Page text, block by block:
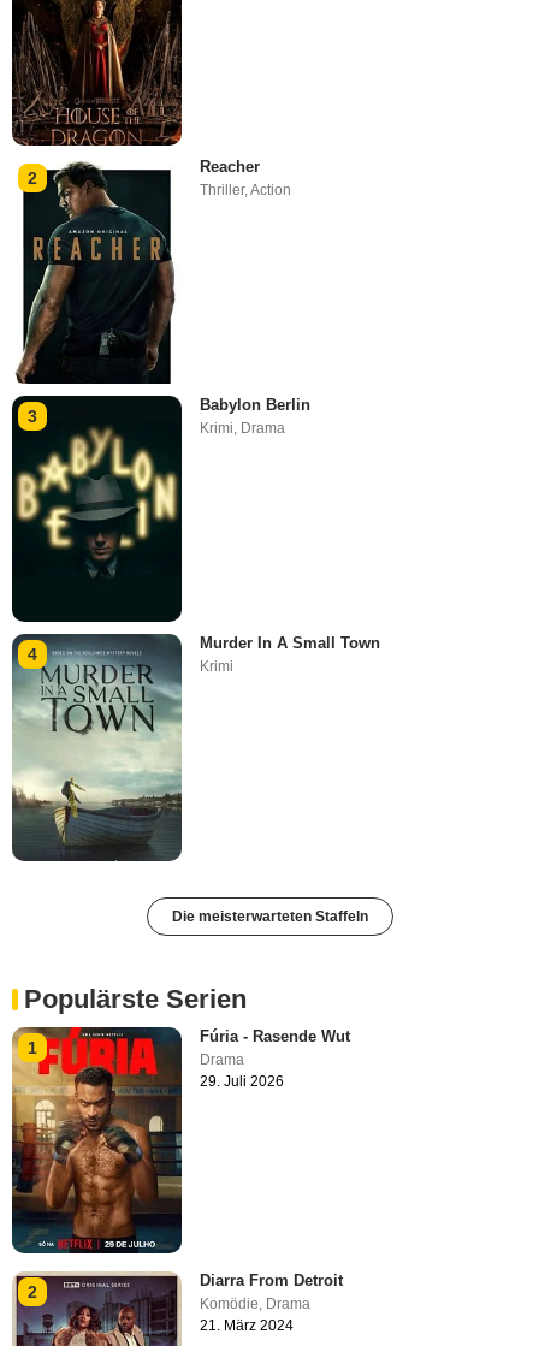
2
Reacher
Thriller,Action
3
Babylon Berlin
Krimi, Drama
4
Murder In A Small Town
Krimi
Die meisterwarteten Staffeln
Populärste Serien
1
Fúria - Rasende Wut
Drama
29. Juli 2026
2
Diarra From Detroit
Komödie, Drama
21. März 2024